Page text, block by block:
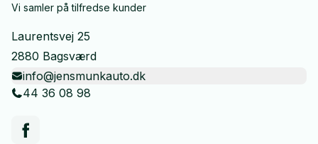
Vi samler på tilfredse kunder
Laurentsvej 25
2880 Bagsværd
info@jensmunkauto.dk
44 36 08 98